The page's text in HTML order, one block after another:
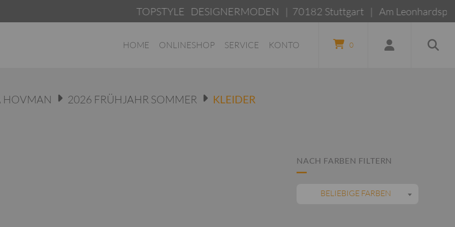
TOPSTYLE DESIGNERMODEN | 70182 Stuttgart | Am
HOME ONLINESHOP SERVICE KONTO 0
HOVMAN 2026 FRÜHJAHR SOMMER KLEIDER
NACH FARBEN FILTERN
BELIEBIGE FARBEN